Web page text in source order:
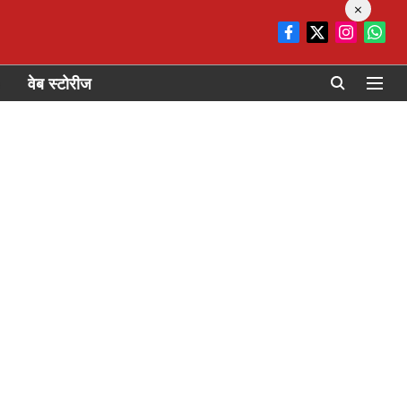
वेब स्टोरीज
×